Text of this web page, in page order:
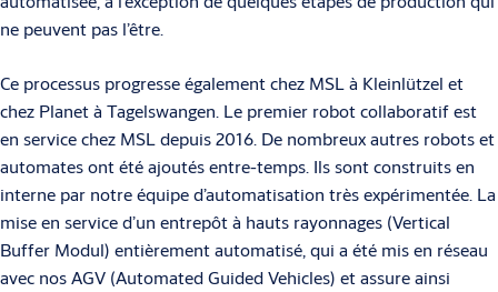
ne peuvent pas l’être.
Ce processus progresse également chez MSL à Kleinlützel et
chez Planet à Tagelswangen. Le premier robot collaboratif est
en service chez MSL depuis 2016. De nombreux autres robots et
automates ont été ajoutés entre-temps. Ils sont construits en
interne par notre équipe d’automatisation très expérimentée. La
mise en service d’un entrepôt à hauts rayonnages (Vertical
Buffer Modul) entièrement automatisé, qui a été mis en réseau
avec nos AGV (Automated Guided Vehicles) et assure ainsi